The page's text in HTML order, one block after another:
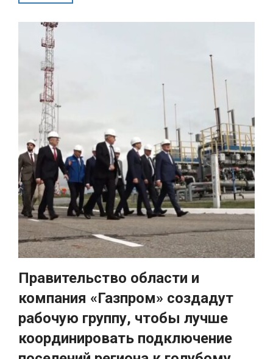
Правительство области и
компания «Газпром» создадут
рабочую группу, чтобы лучше
координировать подключение